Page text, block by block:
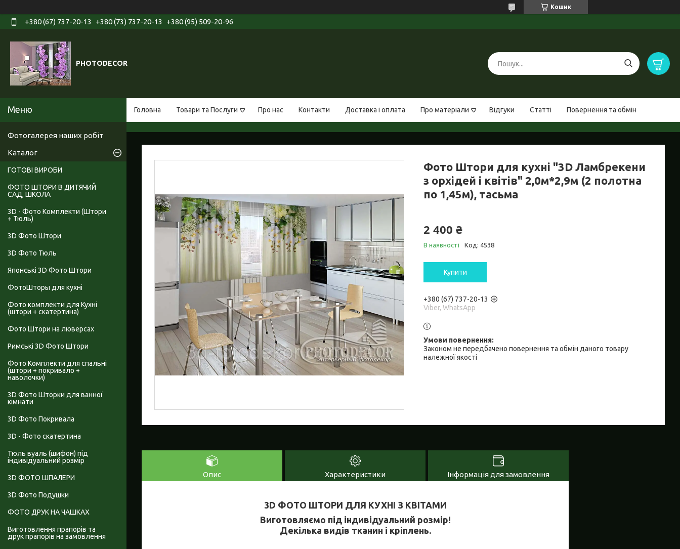
Кошик
+380 (67) 737-20-13 +380 (73) 737-20-13 +380 (95) 509-20-96
PHOTODECOR
Головна Товари та Послуги Про нас Контакти Доставка і оплата Про матеріали Відгуки Статті Повернення та обмін
Фото Штори для кухні "3D Ламбрекени
з орхідей і квітів" 2,0м*2,9м (2 полотна
по 1,45м), тасьма
2 400 ₴
В наявності Код: 4538
Купити
+380 (67) 737-20-13
Viber, WhatsApp
Законом не передбачено повернення та обмін даного товару
належної якості
Опис Характеристики Інформація для замовлення
3D ФОТО ШТОРИ ДЛЯ КУХНІ З КВІТАМИ
Виготовляємо під індивідуальний розмір!
Декілька видів тканин і кріплень.
Фотогалерея наших робіт
Каталог
ГОТОВІ ВИРОБИ
ФОТО ШТОРИ В ДИТЯЧИЙ
САД, ШКОЛА
3D - Фото Комплекти (Штори
+ Тюль)
3D Фото Штори
3D Фото Тюль
Японські 3D Фото Штори
ФотоШторы для кухні
Фото комплекти для Кухні
(штори + скатертина)
Фото Штори на люверсах
Римські 3D Фото Штори
Фото Комплекти для спальні
(штори + покривало +
наволочки)
3D Фото Шторки для ванної
кімнати
3D Фото Покривала
3D - Фото скатертина
Тюль вуаль (шифон) під
індивідуальний розмір
3D ФОТО ШПАЛЕРИ
3D Фото Подушки
ФОТО ДРУК НА ЧАШКАХ
Виготовлення прапорів та
друк прапорів на замовлення